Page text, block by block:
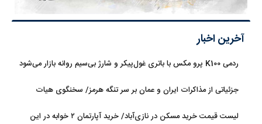
آخرین اخبار
ردمی K100 پرو مکس با باتری غول‌پیکر و شارژ بی‌سیم روانه بازار می‌شود
جزئیاتی از مذاکرات ایران و عمان بر سر تنگه هرمز/ سخنگوی هیات
لیست قیمت خرید مسکن در نازی‌آباد/ خرید آپارتمان ۲ خوابه در این